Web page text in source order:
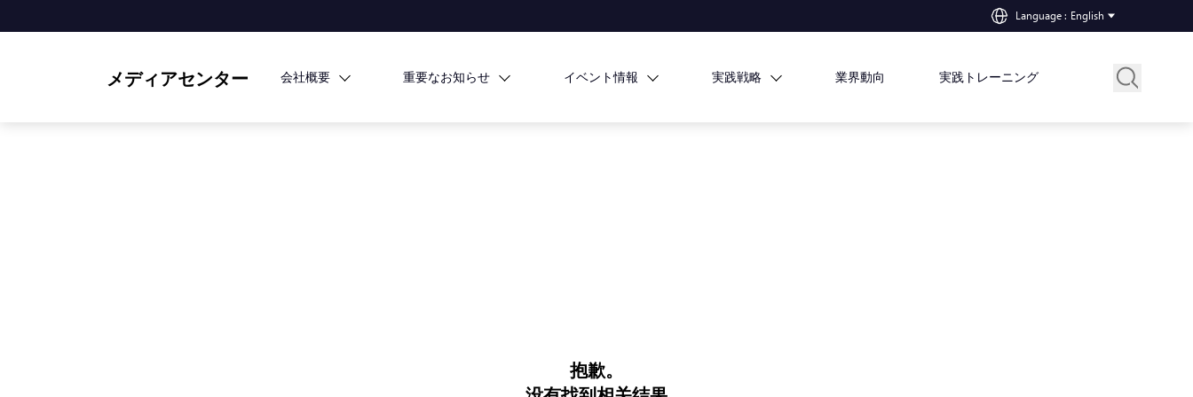
Language : English
メディアセンター 会社概要 重要なお知らせ イベント情報 実践戦略 業界動向 実践トレーニング
抱歉。